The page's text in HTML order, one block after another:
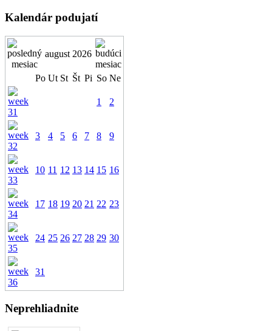
Kalendár podujatí
august 2026
Po Ut St Št Pi So Ne
1 2
3 4 5 6 7 8 9
10 11 12 13 14 15 16
17 18 19 20 21 22 23
24 25 26 27 28 29 30
31
Neprehliadnite